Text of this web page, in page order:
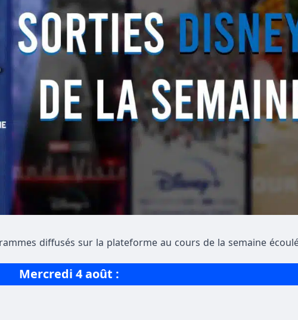
diffusés sur la plateforme au cours de la semaine
Mercredi 4 août :